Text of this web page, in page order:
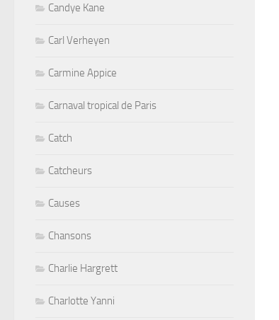
Candye Kane
Carl Verheyen
Carmine Appice
Carnaval tropical de Paris
Catch
Catcheurs
Causes
Chansons
Charlie Hargrett
Charlotte Yanni